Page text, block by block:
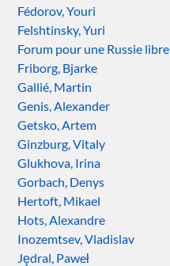
Fédorov, Youri
Felshtinsky, Yuri
Forum pour une Russie libre
Friborg, Bjarke
Gallié, Martin
Genis, Alexander
Getsko, Artem
Ginzburg, Vitaly
Glukhova, Irina
Gorbach, Denys
Hertoft, Mikael
Hots, Alexandre
Inozemtsev, Vladislav
Jędral, Paweł